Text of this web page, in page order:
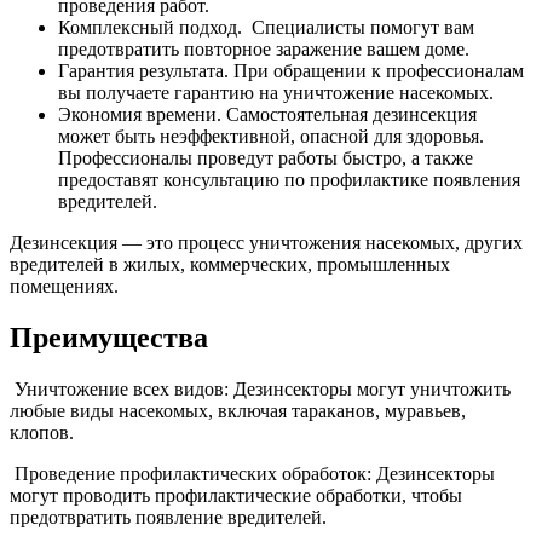
проведения работ.
Комплексный подход. Специалисты помогут вам
предотвратить повторное заражение вашем доме.
Гарантия результата. При обращении к профессионалам
вы получаете гарантию на уничтожение насекомых.
Экономия времени. Самостоятельная дезинсекция
может быть неэффективной, опасной для здоровья.
Профессионалы проведут работы быстро, а также
предоставят консультацию по профилактике появления
вредителей.
Дезинсекция — это процесс уничтожения насекомых, других
вредителей в жилых, коммерческих, промышленных
помещениях.
Преимущества
Уничтожение всех видов: Дезинсекторы могут уничтожить
любые виды насекомых, включая тараканов, муравьев,
клопов.
Проведение профилактических обработок: Дезинсекторы
могут проводить профилактические обработки, чтобы
предотвратить появление вредителей.